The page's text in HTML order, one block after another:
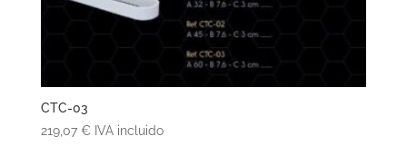
CTC-03
219,07 € IVA incluido